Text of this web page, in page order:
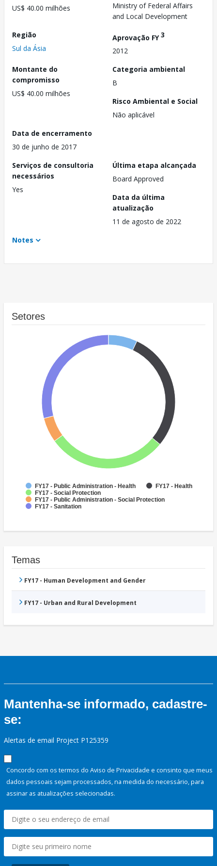
US$ 40.00 milhões
Ministry of Federal Affairs
and Local Development
Região
Sul da Ásia
Aprovação FY3
2012
Montante do
compromisso
US$ 40.00 milhões
Categoria ambiental
B
Risco Ambiental e Social
Não aplicável
Data de encerramento
30 de junho de 2017
Serviços de consultoria
necessários
Yes
Última etapa alcançada
Board Approved
Data da última
atualização
11 de agosto de 2022
Notes
Setores
FY17 - Public Administration - Health
FY17 - Health
FY17 - Social Protection
FY17 - Public Administration - Social Protection
FY17 - Sanitation
Temas
FY17 - Human Development and Gender
FY17 - Urban and Rural Development
Mantenha-se informado, cadastre-
se:
Alertas de email Project P125359
Concordo com os termos do Aviso de Privacidade e consinto que meus
dados pessoais sejam processados, na medida do necessário, para
assinar as atualizações selecionadas.